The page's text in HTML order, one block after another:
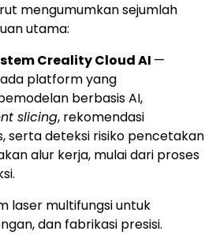
mengumumkan sejumlah
utama:
Creality Cloud AI —
platform yang
berbasis AI,
slicing, rekomendasi
serta deteksi risiko pencetakan
alur kerja, mulai dari proses
laser multifungsi untuk
dan fabrikasi presisi.